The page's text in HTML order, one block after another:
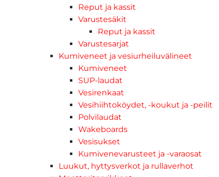
Reput ja kassit
Varustesäkit
Reput ja kassit
Varustesarjat
Kumiveneet ja vesiurheiluvälineet
Kumiveneet
SUP-laudat
Vesirenkaat
Vesihiihtoköydet, -koukut ja -peilit
Polvilaudat
Wakeboards
Vesisukset
Kumivenevarusteet ja -varaosat
Luukut, hyttysverkot ja rullaverhot